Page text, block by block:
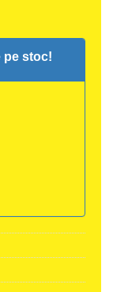
lei.
pe stoc!